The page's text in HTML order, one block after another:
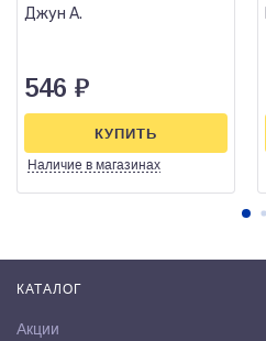
Джун А.
546 ₽
Наличие в магазинах
КУПИТЬ
КАТАЛОГ
Акции